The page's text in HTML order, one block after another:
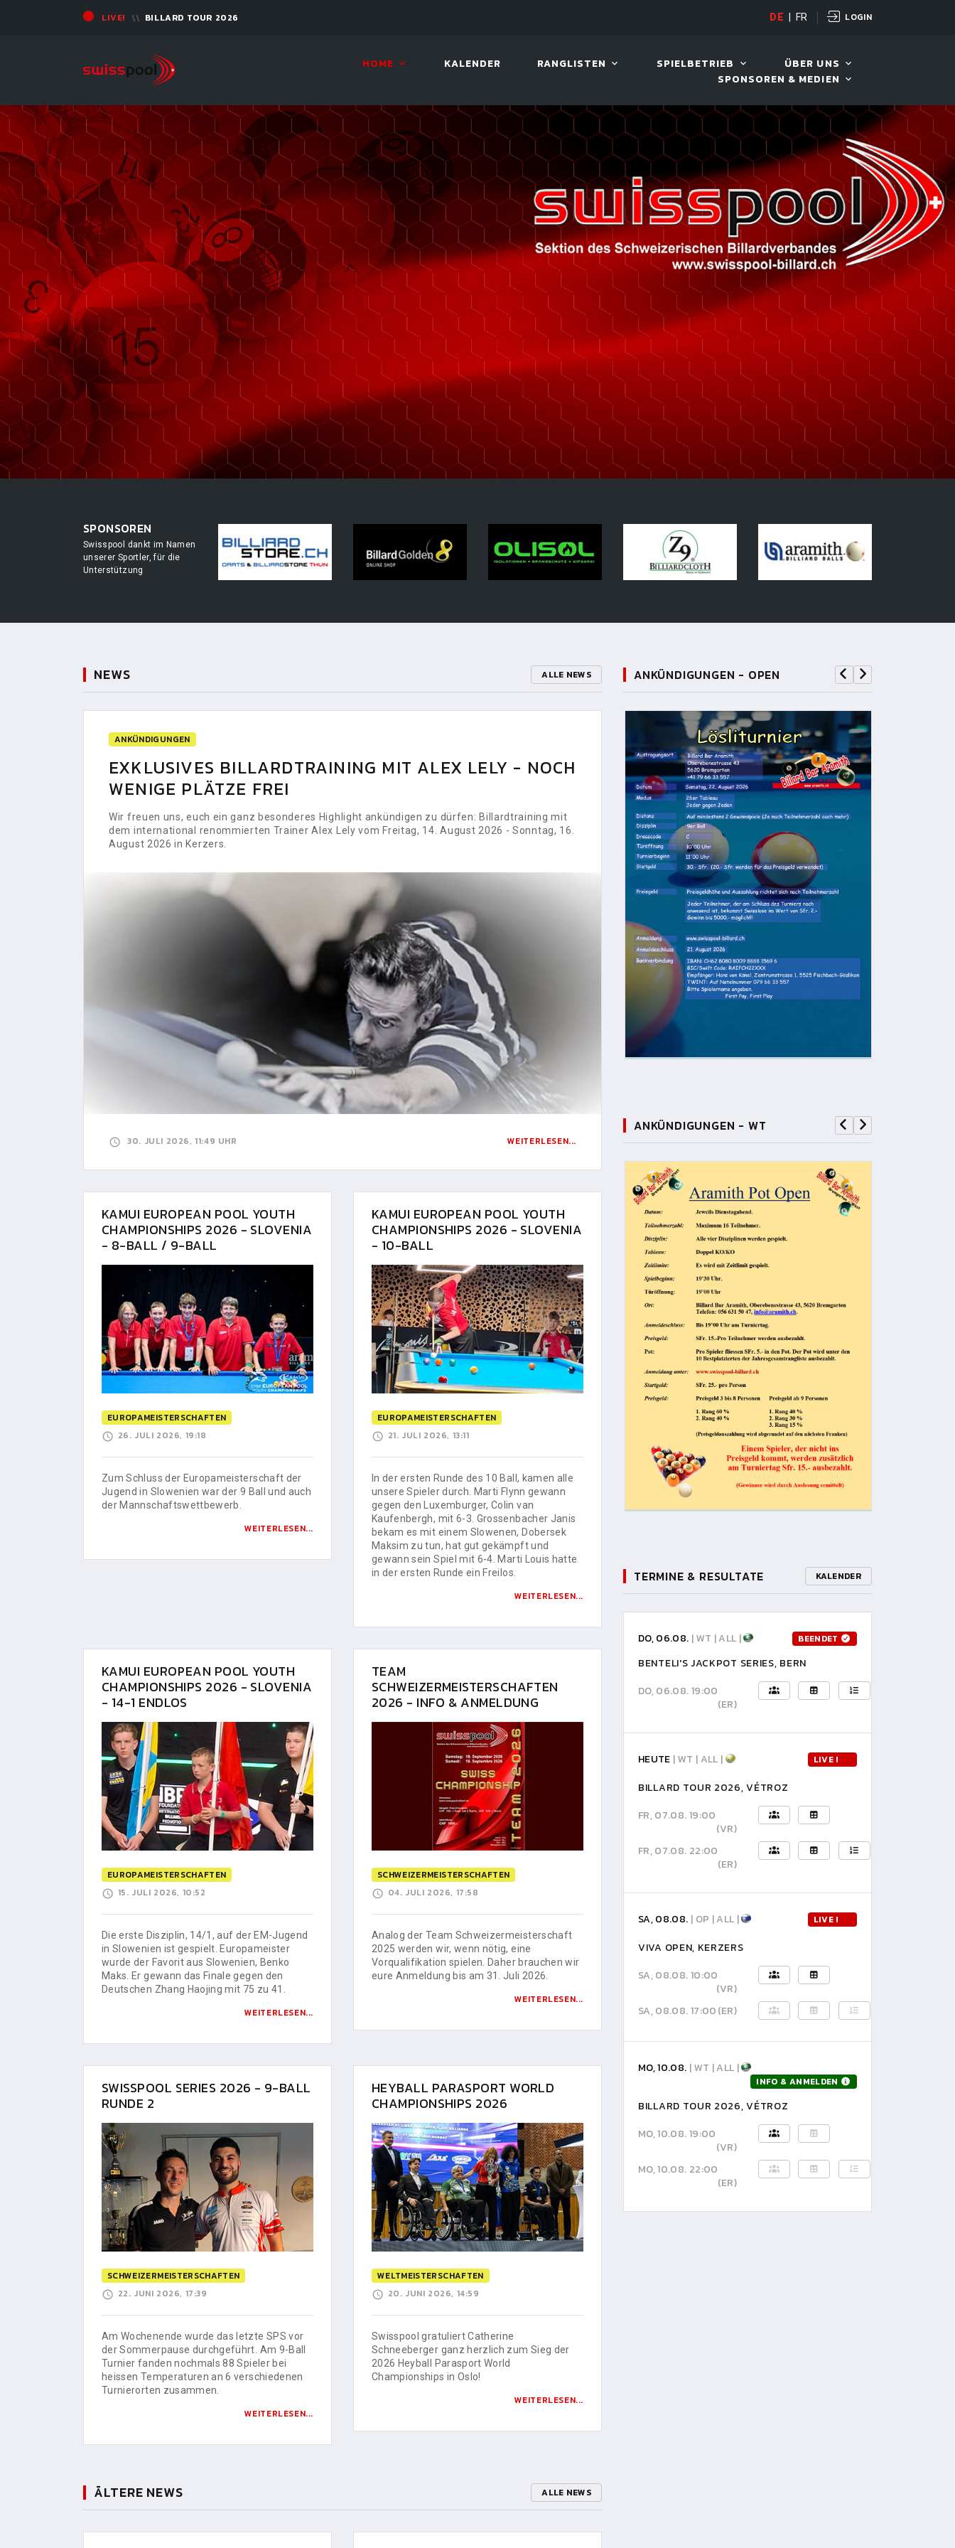
LIVE! BILLARD TOUR 2026 LIVE! BILLARD TOUR
DE FR LOGIN
HOME KALENDER RANGLISTEN SPIELBETRIEB
ÜBER UNS
SPONSOREN & MEDIEN
SPONSOREN
Swisspool dankt im Namen
unserer Sportler, für die
Unterstützung
NEWS ALLE NEWS
ANKÜNDIGUNGEN
EXKLUSIVES BILLARDTRAINING MIT ALEX LELY - NOCH
WENIGE PLÄTZE FREI
Wir freuen uns, euch ein ganz besonderes Highlight ankündigen zu dürfen: Billardtraining mit
dem international renommierten Trainer Alex Lely vom Freitag, 14. August 2026 - Sonntag, 16.
August 2026 in Kerzers.
30. JULI 2026, 11:49 UHR WEITERLESEN...
KAMUI EUROPEAN POOL YOUTH
CHAMPIONSHIPS 2026 - SLOVENIA
- 8-BALL / 9-BALL
EUROPAMEISTERSCHAFTEN
26. JULI 2026, 19:18
Zum Schluss der Europameisterschaft der
Jugend in Slowenien war der 9 Ball und auch
der Mannschaftswettbewerb.
WEITERLESEN...
KAMUI EUROPEAN POOL YOUTH
CHAMPIONSHIPS 2026 - SLOVENIA
- 10-BALL
EUROPAMEISTERSCHAFTEN
21. JULI 2026, 13:11
In der ersten Runde des 10 Ball, kamen alle
unsere Spieler durch. Marti Flynn gewann
gegen den Luxemburger, Colin van
Kaufenbergh, mit 6-3. Grossenbacher Janis
bekam es mit einem Slowenen, Dobersek
Maksim zu tun, hat gut gekämpft und
gewann sein Spiel mit 6-4. Marti Louis hatte
in der ersten Runde ein Freilos.
WEITERLESEN...
KAMUI EUROPEAN POOL YOUTH
CHAMPIONSHIPS 2026 - SLOVENIA
- 14-1 ENDLOS
EUROPAMEISTERSCHAFTEN
15. JULI 2026, 10:52
Die erste Disziplin, 14/1, auf der EM-Jugend
in Slowenien ist gespielt. Europameister
wurde der Favorit aus Slowenien, Benko
Maks. Er gewann das Finale gegen den
Deutschen Zhang Haojing mit 75 zu 41.
WEITERLESEN...
TEAM
SCHWEIZERMEISTERSCHAFTEN
2026 - INFO & ANMELDUNG
SCHWEIZERMEISTERSCHAFTEN
04. JULI 2026, 17:58
Analog der Team Schweizermeisterschaft
2025 werden wir, wenn nötig, eine
Vorqualifikation spielen. Daher brauchen wir
eure Anmeldung bis am 31. Juli 2026.
WEITERLESEN...
SWISSPOOL SERIES 2026 - 9-BALL
RUNDE 2
SCHWEIZERMEISTERSCHAFTEN
22. JUNI 2026, 17:39
Am Wochenende wurde das letzte SPS vor
der Sommerpause durchgeführt. Am 9-Ball
Turnier fanden nochmals 88 Spieler bei
heissen Temperaturen an 6 verschiedenen
Turnierorten zusammen.
WEITERLESEN...
HEYBALL PARASPORT WORLD
CHAMPIONSHIPS 2026
WELTMEISTERSCHAFTEN
20. JUNI 2026, 14:59
Swisspool gratuliert Catherine
Schneeberger ganz herzlich zum Sieg der
2026 Heyball Parasport World
Championships in Oslo!
WEITERLESEN...
ÄLTERE NEWS ALLE NEWS
ANKÜNDIGUNGEN - OPEN
ANKÜNDIGUNGEN - WT
TERMINE & RESULTATE KALENDER
DO, 06.08. | WT | ALL | BEENDET
BENTELI'S JACKPOT SERIES, BERN
DO, 06.08. 19:00
(ER)
HEUTE | WT | ALL | LIVE !
BILLARD TOUR 2026, VÉTROZ
FR, 07.08. 19:00
(VR)
FR, 07.08. 22:00
(ER)
SA, 08.08. | OP | ALL | LIVE !
VIVA OPEN, KERZERS
SA, 08.08. 10:00
(VR)
SA, 08.08. 17:00(ER)
MO, 10.08. | WT | ALL |
INFO & ANMELDEN
BILLARD TOUR 2026, VÉTROZ
MO, 10.08. 19:00
(VR)
MO, 10.08. 22:00
(ER)